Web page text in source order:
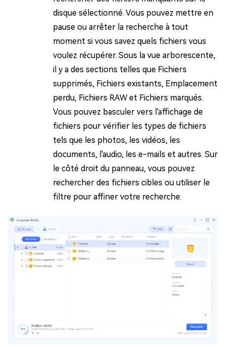
disque sélectionné. Vous pouvez mettre en
pause ou arrêter la recherche à tout
moment si vous savez quels fichiers vous
voulez récupérer. Sous la vue arborescente,
il y a des sections telles que Fichiers
supprimés, Fichiers existants, Emplacement
perdu, Fichiers RAW et Fichiers marqués.
Vous pouvez basculer vers l'affichage de
fichiers pour vérifier les types de fichiers
tels que les photos, les vidéos, les
documents, l'audio, les e-mails et autres. Sur
le côté droit du panneau, vous pouvez
rechercher des fichiers cibles ou utiliser le
filtre pour affiner votre recherche.